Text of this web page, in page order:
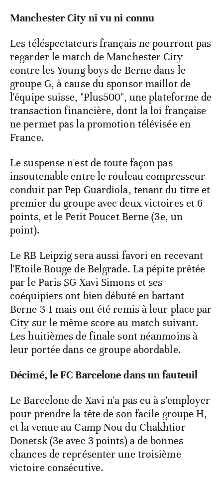
Manchester City ni vu ni connu
Les téléspectateurs français ne pourront pas
regarder le match de Manchester City
contre les Young boys de Berne dans le
groupe G, à cause du sponsor maillot de
l'équipe suisse, "Plus500", une plateforme de
transaction financière, dont la loi française
ne permet pas la promotion télévisée en
France.
Le suspense n'est de toute façon pas
insoutenable entre le rouleau compresseur
conduit par Pep Guardiola, tenant du titre et
premier du groupe avec deux victoires et 6
points, et le Petit Poucet Berne (3e, un
point).
Le RB Leipzig sera aussi favori en recevant
l'Etoile Rouge de Belgrade. La pépite prêtée
par le Paris SG Xavi Simons et ses
coéquipiers ont bien débuté en battant
Berne 3-1 mais ont été remis à leur place par
City sur le même score au match suivant.
Les huitièmes de finale sont néanmoins à
leur portée dans ce groupe abordable.
Décimé, le FC Barcelone dans un fauteuil
Le Barcelone de Xavi n'a pas eu à s'employer
pour prendre la tête de son facile groupe H,
et la venue au Camp Nou du Chakhtior
Donetsk (3e avec 3 points) a de bonnes
chances de représenter une troisième
victoire consécutive.